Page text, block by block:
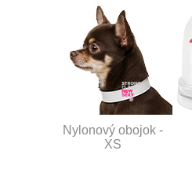
Nylonový obojok -
XS